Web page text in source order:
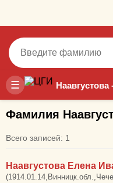
☰
Фамилия
Всего записей: 1
Наавгустова Елена